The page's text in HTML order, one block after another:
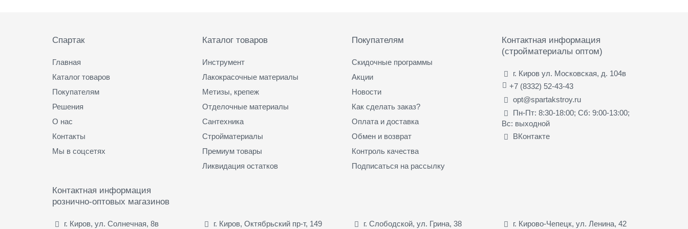
Спартак
Главная
Каталог товаров
Покупателям
Решения
О нас
Контакты
Мы в соцсетях
Каталог товаров
Инструмент
Лакокрасочные материалы
Метизы, крепеж
Отделочные материалы
Сантехника
Стройматериалы
Премиум товары
Ликвидация остатков
Покупателям
Скидочные программы
Акции
Новости
Как сделать заказ?
Оплата и доставка
Обмен и возврат
Контроль качества
Подписаться на рассылку
Контактная информация
(стройматериалы оптом)
г. Киров ул. Московская, д. 104в
+7 (8332) 52-43-43
opt@spartakstroy.ru
Пн-Пт: 8:30-18:00; Сб: 9:00-13:00;
Вс: выходной
ВКонтакте
Контактная информация
рознично-оптовых магазинов
г. Киров, ул. Солнечная, 8в г. Киров, Октябрьский пр-т, 149 г. Слободской, ул. Грина, 38 г. Кирово-Чепецк, ул. Ленина, 42